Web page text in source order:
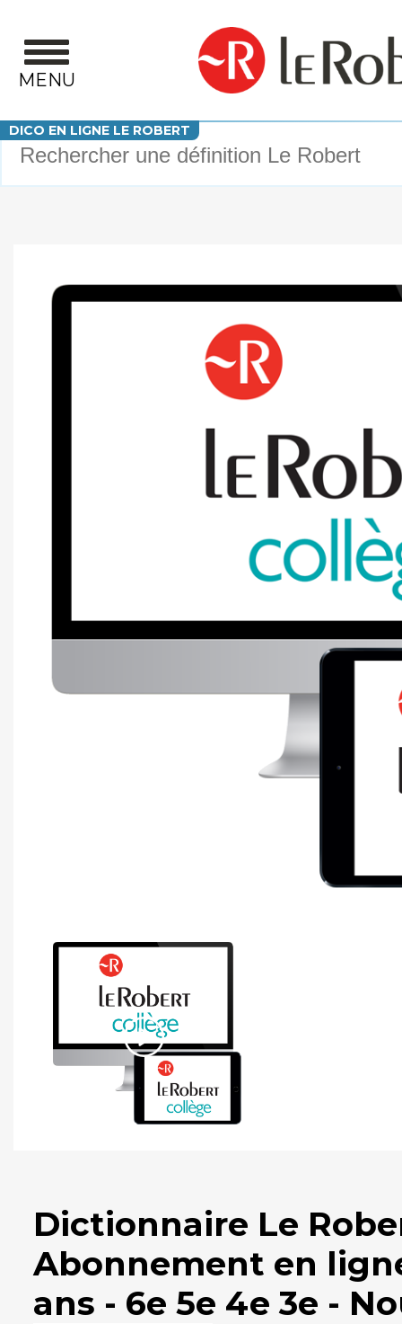
MENU
DICO EN LIGNE LE ROBERT
Votre recherche
Dictionnaire Le
Abonnement en ligne
ans - 6e 5e 4e 3e -